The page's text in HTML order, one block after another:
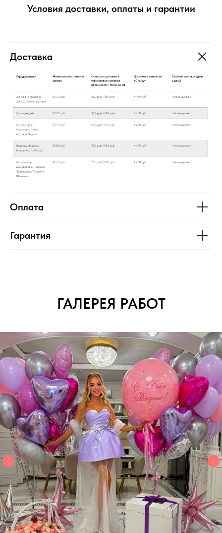
Условия доставки, оплаты и гарантии
Доставка
Оплата
Гарантия
ГАЛЕРЕЯ РАБОТ